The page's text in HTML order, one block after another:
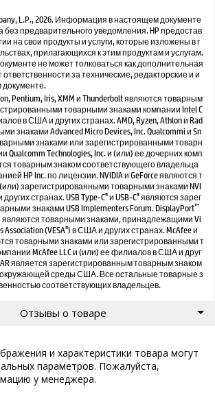
L.P., 2026. Информация в настоящем документе
предварительного уведомления. HP предостав
на свои продукты и услуги, которые изложены в г
прилагающихся к этим продуктам и услугам.
не может толковаться как дополнительная
ответственности за технические, редакторские и и
Pentium, Iris, XMM и Thunderbolt являются товарным
товарными знаками компании Intel C
в США и других странах. AMD, Ryzen, Athlon и Rad
знаками Advanced Micro Devices, Inc. Qualcommi и Sn
знаками или зарегистрированными товарн
Technologies, Inc. и (или) ее дочерних комп
товарным знаком соответствующего владельца
HP Inc. по лицензии. NVIDIA и GeForce являются т
зарегистрированными товарными знаками NVI
странах. USB Type-C®и USB-C®являются зарег
знаками USB Implementers Forum. DisplayPort™
являются товарными знаками, принадлежащими Vi
Association (VESA®) в США и других странах. McAfee и
товарными знаками или зарегистрированными т
McAfee LLC и (или) ее филиалов в США и друг
является зарегистрированным товарным знаком
окружающей среды США. Все остальные товарные з
соответствующих владельцев.
Отзывы о товаре
и характеристики товара могут
параметров. Пожалуйста,
у менеджера.